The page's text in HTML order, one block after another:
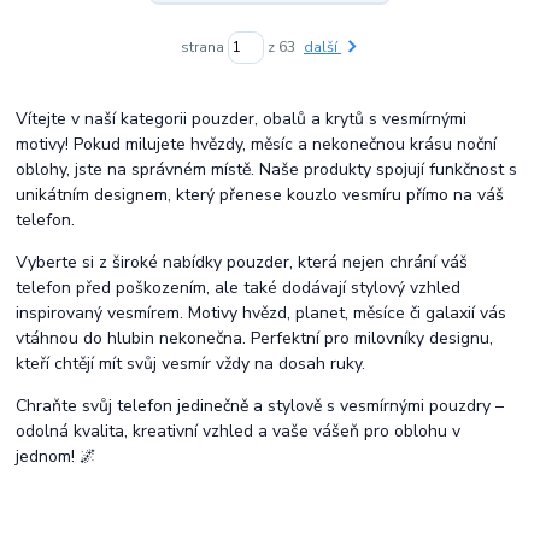
strana z 63 další
Vítejte v naší kategorii pouzder, obalů a krytů s vesmírnými
motivy! Pokud milujete hvězdy, měsíc a nekonečnou krásu noční
oblohy, jste na správném místě. Naše produkty spojují funkčnost s
unikátním designem, který přenese kouzlo vesmíru přímo na váš
telefon.
Vyberte si z široké nabídky pouzder, která nejen chrání váš
telefon před poškozením, ale také dodávají stylový vzhled
inspirovaný vesmírem. Motivy hvězd, planet, měsíce či galaxií vás
vtáhnou do hlubin nekonečna. Perfektní pro milovníky designu,
kteří chtějí mít svůj vesmír vždy na dosah ruky.
Chraňte svůj telefon jedinečně a stylově s vesmírnými pouzdry –
odolná kvalita, kreativní vzhled a vaše vášeň pro oblohu v
jednom! 🌌